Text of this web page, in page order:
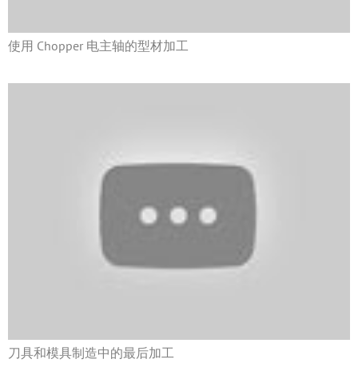
使用 Chopper 电主轴的型材加工
刀具和模具制造中的最后加工